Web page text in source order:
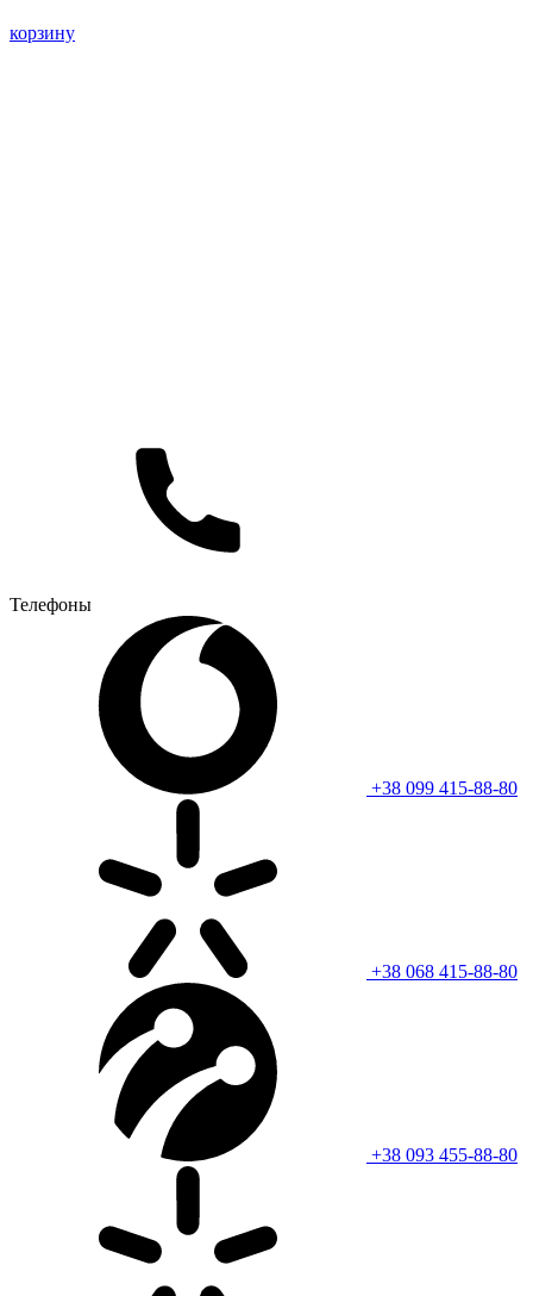
корзину
Телефоны
+38 099 415-88-80
+38 068 415-88-80
+38 093 455-88-80